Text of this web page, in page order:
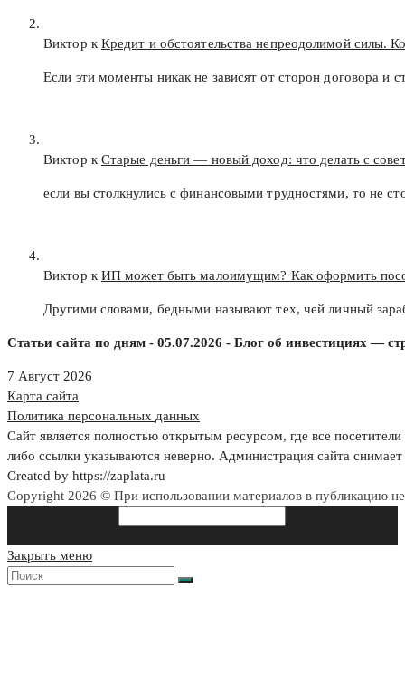
Виктор кКредит и обстоятельства непреодолимой силы.
Если эти моменты никак не зависят от сторон договора и
Виктор кСтарые деньги — новый доход: что делать с
если вы столкнулись с финансовыми трудностями, то не
Виктор кИП может быть малоимущим? Как оформить
Другими словами, бедными называют тех, чей личный
Статьи сайта по дням - 05.07.2026 - Блог об инвестициях —
7 Август 2026
Карта сайта
Политика персональных данных
Сайт является полностью открытым ресурсом, где все
либо ссылки указываются неверно. Администрация сайта
Created by https://zaplata.ru
Copyright 2026 © При использовании материалов в публикацию
Закрыть меню